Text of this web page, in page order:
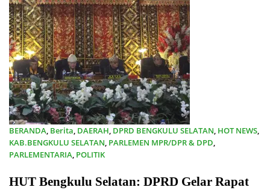
BERANDA, Berita, DAERAH, DPRD BENGKULU SELATAN, HOT NEWS,
KAB.BENGKULU SELATAN, PARLEMEN MPR/DPR & DPD,
PARLEMENTARIA, POLITIK
HUT Bengkulu Selatan: DPRD Gelar Rapat